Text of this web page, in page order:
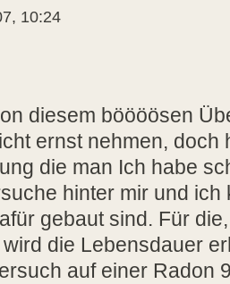
10:24
diesem böööösen
ernst nehmen, doch
die man Ich habe
hinter mir und
gebaut sind. Für
die Lebensdauer
auf einer Radon